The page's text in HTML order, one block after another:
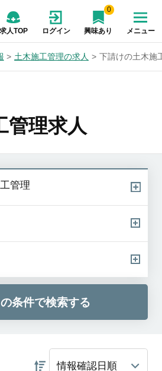
求人TOP ログイン
0
興味あり メニュー
土木施工管理の求人 下請けの土木施
管理求人
管理
条件で検索する